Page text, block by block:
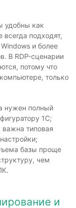
удобны как
всегда подходят,
и более
В RDP-сценарии
потому что
только
нужен полный
1С;
важна типовая
базы проще
чем
и